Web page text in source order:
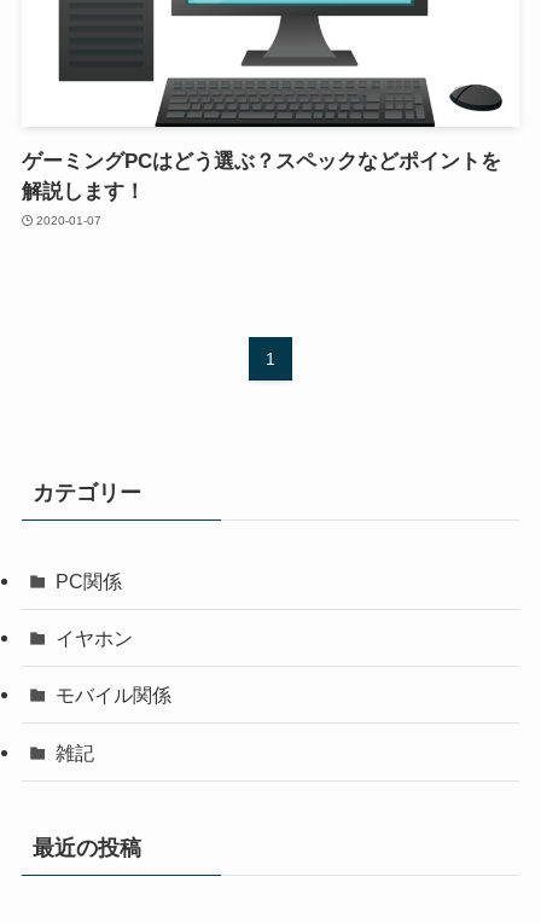
ゲーミングPCはどう選ぶ？スペックなどポイントを
解説します！
2020-01-07
1
カテゴリー
PC関係
イヤホン
モバイル関係
雑記
最近の投稿